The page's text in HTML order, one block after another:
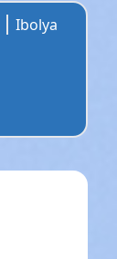
Ibolya